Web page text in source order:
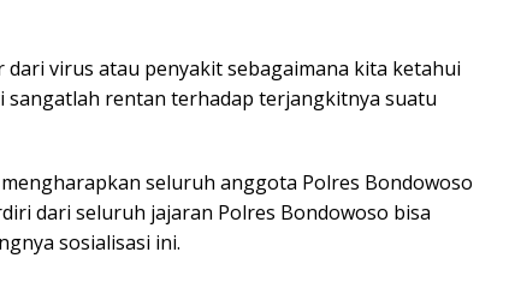
virus atau penyakit sebagaimana kita ketahui
rentan terhadap terjangkitnya suatu
seluruh anggota Polres Bondowoso
dari seluruh jajaran Polres Bondowoso bisa
sosialisasi ini.